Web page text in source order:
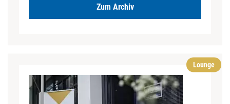
Zum Archiv
Lounge